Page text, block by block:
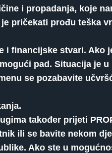
i propadanja, koje
pričekati prođu teška
i financijske stvari. Ako
pad. Situacija je
se pozabavite
također prijeti
ili se bavite nekom
Ako ste u